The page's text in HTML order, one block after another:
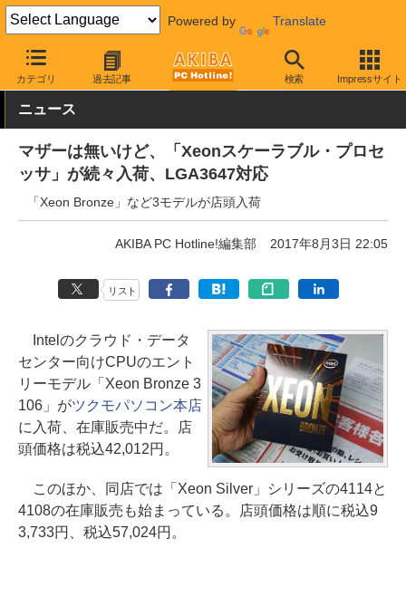
Powered by Translate
カテゴリ 過去記事 検索 Impressサイト
AKIBA PC Hotline! PCパーツ CPU
ニュース
マザーは無いけど、「Xeonスケーラブル・プロセ
ッサ」が続々入荷、LGA3647対応
「Xeon Bronze」など3モデルが店頭入荷
AKIBA PC Hotline!編集部 2017年8月3日 22:05
リスト
Intelのクラウド・データ
センター向けCPUのエント
リーモデル「Xeon Bronze 3
106」がツクモパソコン本店
に入荷、在庫販売中だ。店
頭価格は税込42,012円。
このほか、同店では「Xeon Silver」シリーズの4114と
4108の在庫販売も始まっている。店頭価格は順に税込9
3,733円、税込57,024円。